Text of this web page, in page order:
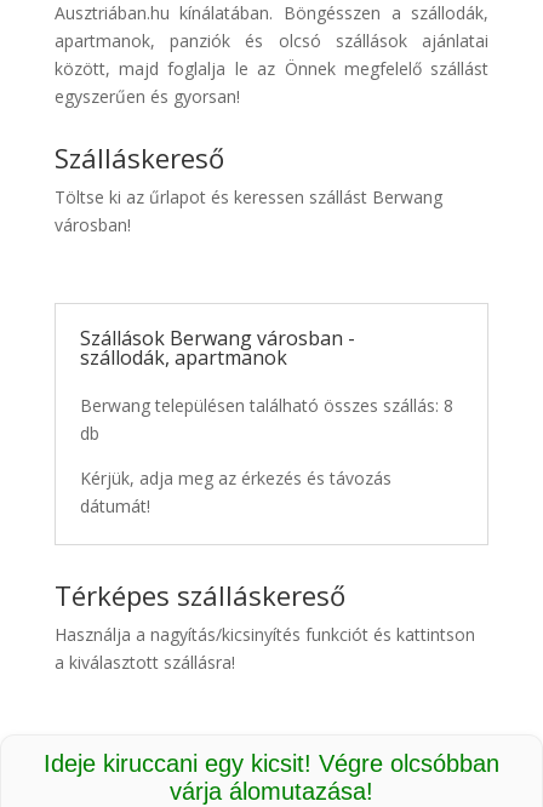
Discover
Cars
Transzfer
Kiwi
Taxi
Ausztriában.hu kínálatában. Böngésszen a szállodák,
apartmanok, panziók és olcsó szállások ajánlatai
között, majd foglalja le az Önnek megfelelő szállást
egyszerűen és gyorsan!
Szálláskereső
Töltse ki az űrlapot és keressen szállást Berwang
városban!
Szállások Berwang városban -
szállodák, apartmanok
Berwang településen található összes szállás: 8
db
Kérjük, adja meg az érkezés és távozás
dátumát!
Térképes szálláskereső
Használja a nagyítás/kicsinyítés funkciót és kattintson
a kiválasztott szállásra!
Ideje kiruccani egy kicsit! Végre olcsóbban
várja álomutazása!